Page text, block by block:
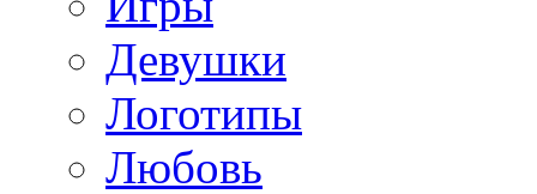
Девушки
Логотипы
Любовь